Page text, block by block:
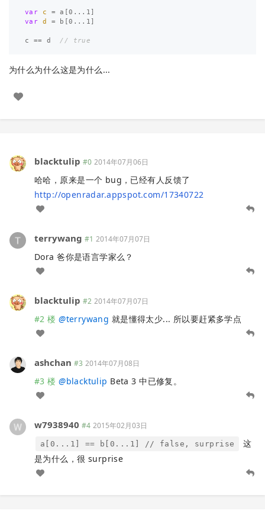
var c = a [0 ... 1 ]
var
d = b [0 ... 1 ]
c == d // true
为什么为什么这是为什么...
blacktulip #0 2014年07月06日
哈哈，原来是一个 bug，已经有人反馈了
http://openradar.appspot.com/17340722
terrywang #1 2014年07月07日
Dora 爸你是语言学家么？
blacktulip #2 2014年07月07日
#2 楼 @terrywang 就是懂得太少... 所以要赶紧多学点
ashchan #3 2014年07月08日
#3 楼 @blacktulip Beta 3 中已修复。
w7938940 #4 2015年02月03日
a[0...1] == b[0...1] // false, surprise
这
是为什么，很 surprise